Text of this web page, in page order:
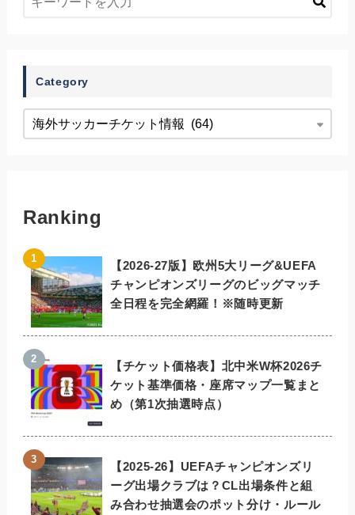
Category
Ranking
【2026-27版】欧州5大リーグ&UEFA
チャンピオンズリーグのビッグマッチ
全日程を完全網羅！※随時更新
【チケット価格表】北中米W杯2026チ
ケット基準価格・座席マップ一覧まと
め（第1次抽選時点）
【2025-26】UEFAチャンピオンズリ
ーグ出場クラブは？CL出場条件と組
み合わせ抽選会のポット分け・ルール